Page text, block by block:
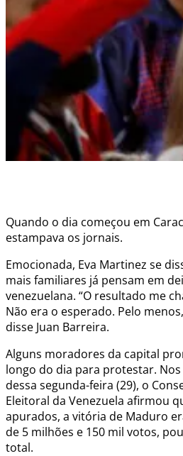
Quando o dia começou em
estampava os jornais.
Emocionada, Eva Martinez se
mais familiares já pensam em
venezuelana. “O resultado me
Não era o esperado. Pelo
disse Juan Barreira.
Alguns moradores da capital
longo do dia para protestar.
dessa segunda-feira (29), o
Eleitoral da Venezuela afirmou
apurados, a vitória de Maduro
de 5 milhões e 150 mil votos,
total.